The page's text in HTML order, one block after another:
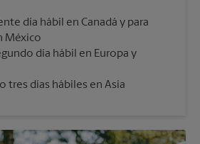
día hábil en Canadá y para
México
día hábil en Europa y
tres días hábiles en Asia